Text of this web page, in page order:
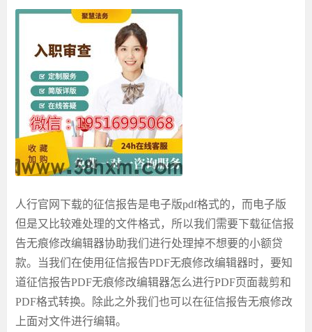
人行官网下载的征信报告是电子版pdf格式的，而电子版
但是又比较难处理的文件格式，所以我们需要下载征信报
告无痕修改编辑器协助我们进行处理掉不想要的小额贷
款。当我们在使用征信报告PDF无痕修改编辑器时，要知
道征信报告PDF无痕修改编辑器怎么进行PDF页面裁剪和
PDF格式转换。除此之外我们也可以在征信报告无痕修改
上面对文件进行编辑。